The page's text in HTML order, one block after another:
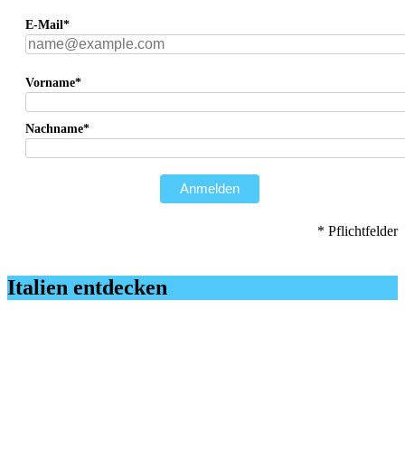
E-Mail*
Vorname*
Nachname*
Anmelden
* Pflichtfelder
Italien entdecken